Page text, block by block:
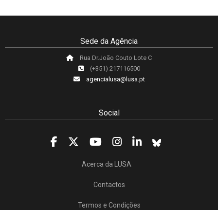
Sede da Agência
Rua Dr.João Couto Lote C
(+351) 217116500
agencialusa@lusa.pt
Social
Acerca da LUSA
Contactos
Termos e Condições